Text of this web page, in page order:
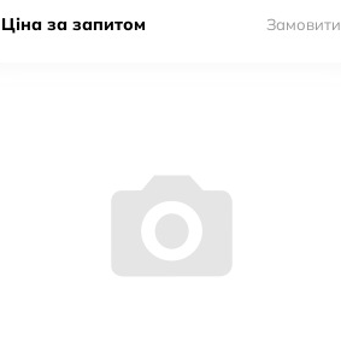
Ціна за запитом Замовити